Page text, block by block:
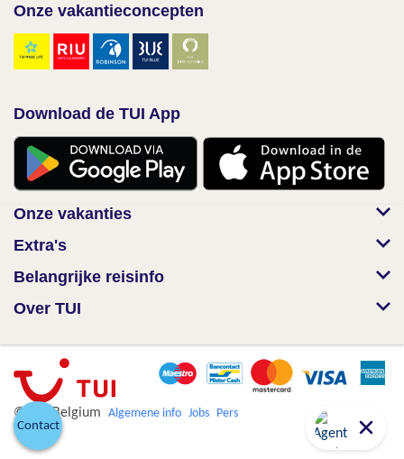
Onze vakantieconcepten
Download de TUI App
Onze vakanties
Extra's
Belangrijke reisinfo
Over TUI
© TUI Belgium Algemene info Jobs Pers
Contact